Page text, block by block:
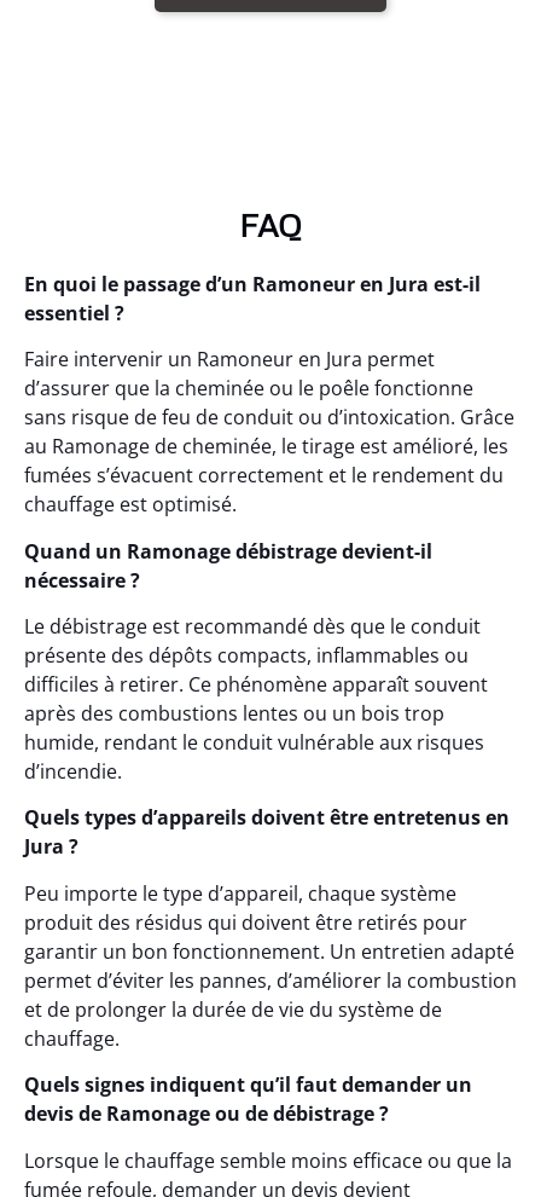
FAQ
En quoi le passage d’un Ramoneur en Jura est-il
essentiel ?
Faire intervenir un Ramoneur en Jura permet
d’assurer que la cheminée ou le poêle fonctionne
sans risque de feu de conduit ou d’intoxication. Grâce
au Ramonage de cheminée, le tirage est amélioré, les
fumées s’évacuent correctement et le rendement du
chauffage est optimisé.
Quand un Ramonage débistrage devient-il
nécessaire ?
Le débistrage est recommandé dès que le conduit
présente des dépôts compacts, inflammables ou
difficiles à retirer. Ce phénomène apparaît souvent
après des combustions lentes ou un bois trop
humide, rendant le conduit vulnérable aux risques
d’incendie.
Quels types d’appareils doivent être entretenus en
Jura ?
Peu importe le type d’appareil, chaque système
produit des résidus qui doivent être retirés pour
garantir un bon fonctionnement. Un entretien adapté
permet d’éviter les pannes, d’améliorer la combustion
et de prolonger la durée de vie du système de
chauffage.
Quels signes indiquent qu’il faut demander un
devis de Ramonage ou de débistrage ?
Lorsque le chauffage semble moins efficace ou que la
fumée refoule, demander un devis devient